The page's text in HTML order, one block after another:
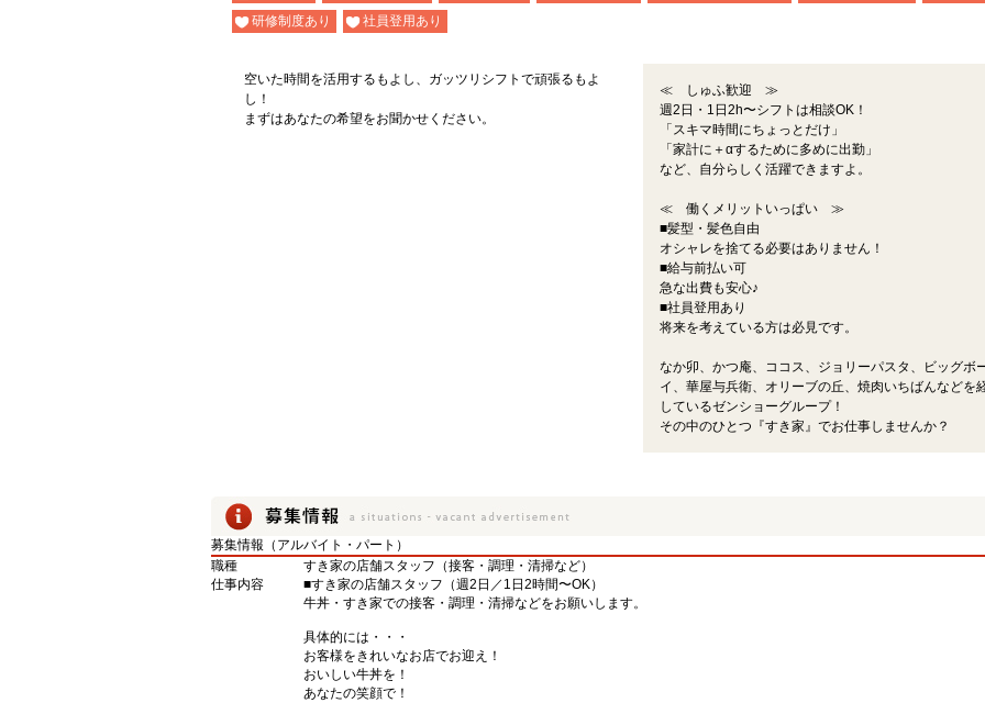
研修制度あり
社員登用あり
空いた時間を活用するもよし、ガッツリシフトで頑張るもよ
し！
まずはあなたの希望をお聞かせください。
≪ しゅふ歓迎 ≫
週2日・1日2h〜シフトは相談OK！
「スキマ時間にちょっとだけ」
「家計に＋αするために多めに出勤」
など、自分らしく活躍できますよ。
≪ 働くメリットいっぱい ≫
■髪型・髪色自由
オシャレを捨てる必要はありません！
■給与前払い可
急な出費も安心♪
■社員登用あり
将来を考えている方は必見です。
なか卯、かつ庵、ココス、ジョリーパスタ、ビッグボ
イ、華屋与兵衛、オリーブの丘、焼肉いちばんなどを
しているゼンショーグループ！
その中のひとつ『すき家』でお仕事しませんか？
募集情報（アルバイト・パート）
職種
すき家の店舗スタッフ（接客・調理・清掃など）
仕事内容
■すき家の店舗スタッフ（週2日／1日2時間〜OK）
牛丼・すき家での接客・調理・清掃などをお願いします。
具体的には・・・
お客様をきれいなお店でお迎え！
おいしい牛丼を！
あなたの笑顔で！